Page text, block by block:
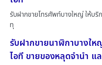
รับฝากขายโทรศัพท์บางใหญ่ ให้บริ
ทุ
รับฝากขายนาฬิกาบางใ
ไอที ขายของหลุดจำนำ